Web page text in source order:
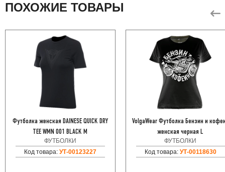
ПОХОЖИЕ ТОВАРЫ
Футболка женская DAINESE QUICK DRY
TEE WMN 001 BLACK M
ФУТБОЛКИ
Код товара: УТ-00123227
VolgaWear Футболка Бензин и
женская черная L
ФУТБОЛКИ
Код товара: УТ-00118630